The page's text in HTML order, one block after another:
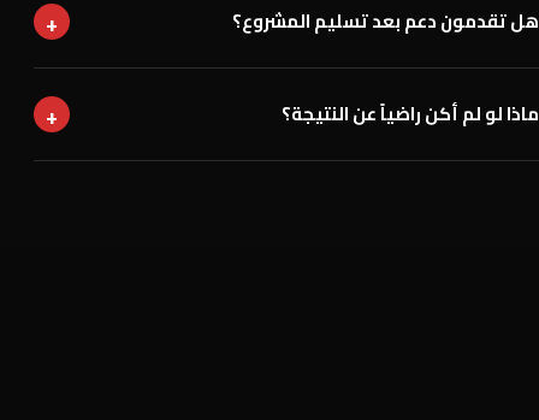
هل تقدمون دعم بعد تسليم المشروع؟ +
ماذا لو لم أكن راضياً عن النتيجة؟ +